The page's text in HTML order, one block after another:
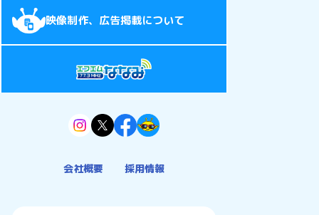
映像制作、広告掲載について
会社概要 採用情報